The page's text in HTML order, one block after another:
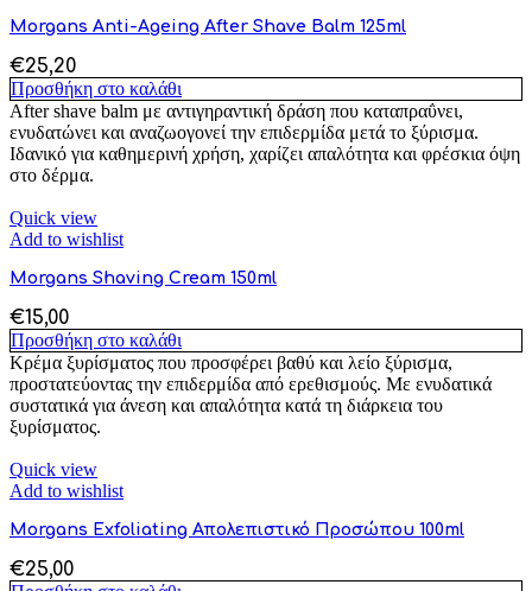
Morgans Anti-Ageing After Shave Balm 125ml
€25,20
Προσθήκη στο καλάθι
After shave balm με αντιγηραντική δράση που καταπραΰνει,
ενυδατώνει και αναζωογονεί την επιδερμίδα μετά το ξύρισμα.
Ιδανικό για καθημερινή χρήση, χαρίζει απαλότητα και φρέσκια όψη
στο δέρμα.
Quick view
Add to wishlist
Morgans Shaving Cream 150ml
€15,00
Προσθήκη στο καλάθι
Κρέμα ξυρίσματος που προσφέρει βαθύ και λείο ξύρισμα,
προστατεύοντας την επιδερμίδα από ερεθισμούς. Με ενυδατικά
συστατικά για άνεση και απαλότητα κατά τη διάρκεια του
ξυρίσματος.
Quick view
Add to wishlist
Morgans Exfoliating Απολεπιστικό Προσώπου 100ml
€25,00